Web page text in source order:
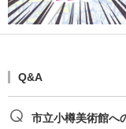
Q&A
市立小樽美術館へ